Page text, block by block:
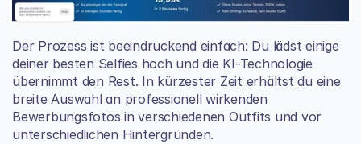
Der Prozess ist beeindruckend einfach: Du lädst einige
deiner besten Selfies hoch und die KI-Technologie
übernimmt den Rest. In kürzester Zeit erhältst du eine
breite Auswahl an professionell wirkenden
Bewerbungsfotos in verschiedenen Outfits und vor
unterschiedlichen Hintergründen.